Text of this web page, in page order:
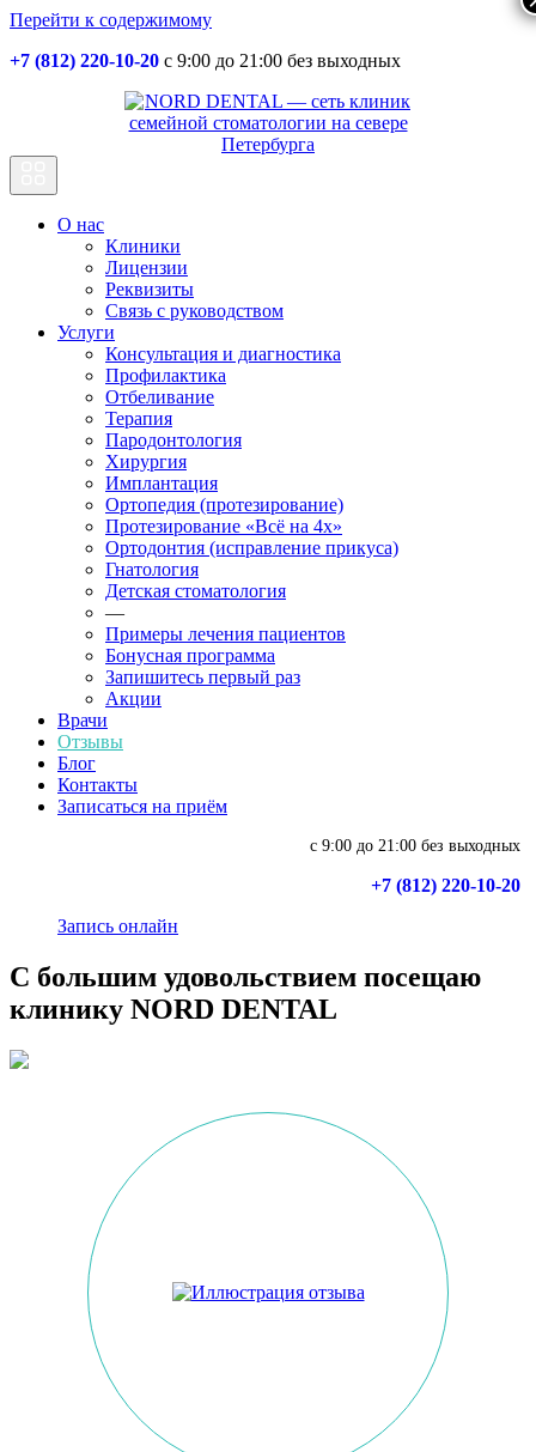
Перейти к содержимому
+7 (812) 220-10-20 с 9:00 до 21:00 без выходных
Основная
навигация
О нас
Клиники
Лицензии
Реквизиты
Связь с руководством
Услуги
Консультация и диагностика
Профилактика
Отбеливание
Терапия
Пародонтология
Хирургия
Имплантация
Ортопедия (протезирование)
Протезирование «Всё на 4х»
Ортодонтия (исправление прикуса)
Гнатология
Детская стоматология
—
Примеры лечения пациентов
Бонусная программа
Запишитесь первый раз
Акции
Врачи
Отзывы
Блог
Контакты
Записаться на приём
с 9:00 до 21:00 без выходных
+7 (812) 220-10-20
Запись онлайн
С большим удовольствием посещаю
клинику NORD DENTAL